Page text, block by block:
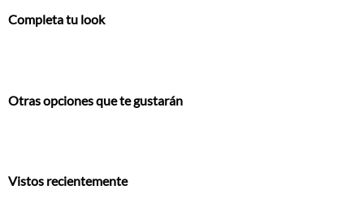
Completa tu look
Otras opciones que te gustarán
Vistos recientemente